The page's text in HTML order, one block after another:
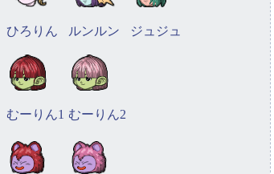
ひろりん ルンルン ジュジュ
むーりん1 むーりん2